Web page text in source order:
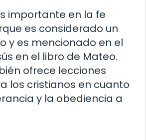
importante en la fe
es considerado un
y es mencionado en el
en el libro de Mateo.
ofrece lecciones
los cristianos en cuanto
y la obediencia a